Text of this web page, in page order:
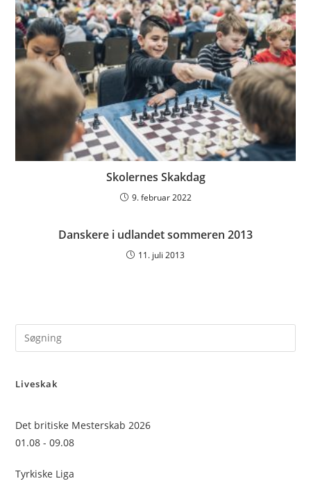
Skolernes Skakdag
9. februar 2022
Danskere i udlandet sommeren 2013
11. juli 2013
Liveskak
Det britiske Mesterskab 2026
01.08 - 09.08
Tyrkiske Liga